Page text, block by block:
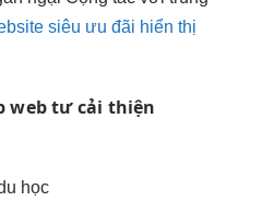
siêu ưu đãi hiển thị
web tưcải thiện